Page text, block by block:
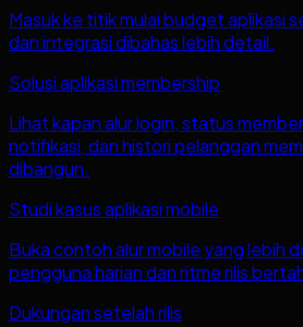
Masuk ke titik mulai budget aplikasi
dan integrasi dibahas lebih detail.
Solusi aplikasi membership
Lihat kapan alur login, status
notifikasi, dan histori pelanggan
dibangun.
Studi kasus aplikasi mobile
Buka contoh alur mobile yang lebih
pengguna harian dan ritme rilis
Dukungan setelah rilis